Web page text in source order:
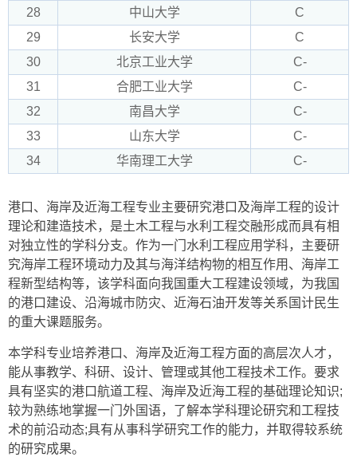
28
中山大学
C
29
长安大学
C
30
北京工业大学
C-
31
合肥工业大学
C-
32
南昌大学
C-
33
山东大学
C-
34
华南理工大学 C-
港口、海岸及近海工程专业主要研究港口及海岸工程的设计
理论和建造技术，是土木工程与水利工程交融形成而具有相
对独立性的学科分支。作为一门水利工程应用学科，主要研
究海岸工程环境动力及其与海洋结构物的相互作用、海岸工
程新型结构等，该学科面向我国重大工程建设领域，为我国
的港口建设、沿海城市防灾、近海石油开发等关系国计民生
的重大课题服务。
本学科专业培养港口、海岸及近海工程方面的高层次人才，
能从事教学、科研、设计、管理或其他工程技术工作。要求
具有坚实的港口航道工程、海岸及近海工程的基础理论知识;
较为熟练地掌握一门外国语，了解本学科理论研究和工程技
术的前沿动态;具有从事科学研究工作的能力，并取得较系统
的研究成果。